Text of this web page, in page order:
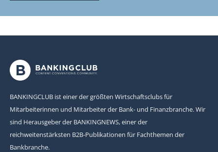
BANKINGCLUB ist einer der größten Wirtschaftsclubs für
Mitarbeiterinnen und Mitarbeiter der Bank- und Finanzbranche. Wir
sind Herausgeber der BANKINGNEWS, einer der
reichweitenstärksten B2B-Publikationen für Fachthemen der
Bankbranche.